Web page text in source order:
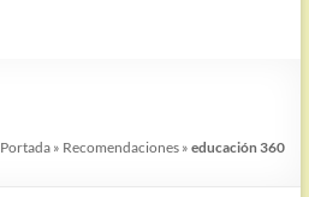
Portada » Recomendaciones »educación 360